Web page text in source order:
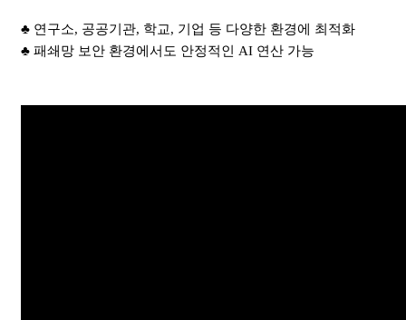
♣ 연구소, 공공기관, 학교, 기업 등 다양한 환경에 최적화
♣ 패쇄망 보안 환경에서도 안정적인 AI 연산 가능